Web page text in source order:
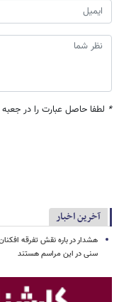
* لطفا حاصل عبارت را در جعبه
آخرین اخبار
هشدار در باره نقش تفرقه
سنی در این مراسم هستند